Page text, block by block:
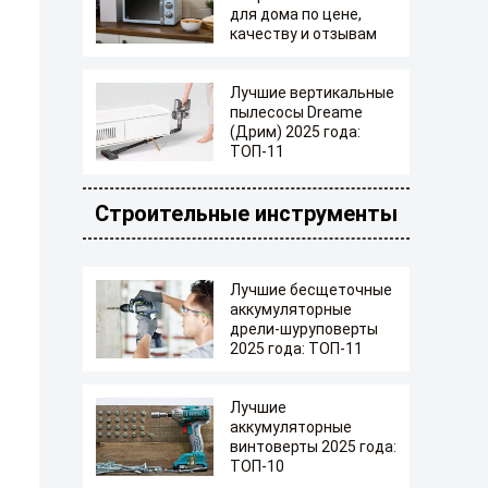
для дома по цене,
качеству и отзывам
Лучшие вертикальные
пылесосы Dreame
(Дрим) 2025 года:
ТОП-11
Строительные инструменты
Лучшие бесщеточные
аккумуляторные
дрели-шуруповерты
2025 года: ТОП-11
Лучшие
аккумуляторные
винтоверты 2025 года:
ТОП-10